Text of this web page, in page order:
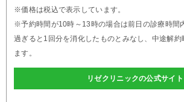
※価格は税込で表示しています。
※予約時間が10時～13時の場合は前日の診療時間
過ぎると1回分を消化したものとみなし、中途解約
ます。
リゼクリニックの公式サイト